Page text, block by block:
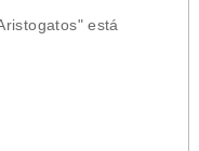
está